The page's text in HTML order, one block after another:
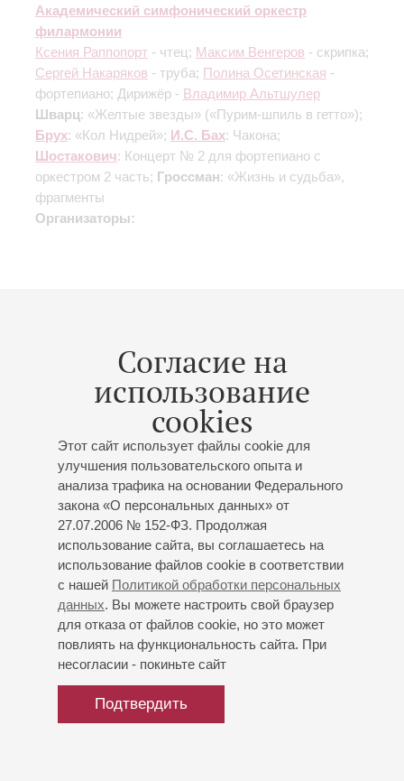
Генеральный
Генеральные
Согласие на
использование
cookies
Этот сайт использует файлы cookie для
улучшения пользовательского опыта и
анализа трафика на основании Федерального
закона «О персональных данных» от
27.07.2006 № 152-ФЗ. Продолжая
использование сайта, вы соглашаетесь на
использование файлов cookie в соответствии
с нашей Политикой обработки персональных
данных. Вы можете настроить свой браузер
для отказа от файлов cookie, но это может
повлиять на функциональность сайта. При
несогласии - покиньте сайт
Подтвердить
Академический симфонический оркестр
филармонии
Ксения Раппопорт - чтец; Максим Венгеров - скрипка;
Сергей Накаряков - труба; Полина Осетинская -
фортепиано; Дирижёр - Владимир Альтшулер
Шварц: «Желтые звезды» («Пурим-шпиль в гетто»);
Брух: «Кол Нидрей»; И.С. Бах: Чакона;
Шостакович: Концерт № 2 для фортепиано с
оркестром 2 часть; Гроссман: «Жизнь и судьба»,
фрагменты
Организаторы:
Большой зал
«Толстячок по имени Туба»,
весёлое путешествие по
оркестру для маленьких
слушателей
Концерт 12-го абонемента « Детский уголок
Заслуженный коллектив России академический
симфонический оркестр филармонии
Дирижёр - Максим Алексеев;Валентин Аввакумов
туба;Марина Ворожцова- флейта;Василий
Черничка - фагот;Максим Игнатьев- тромбон;
Дмитрий Терентьев- флейта;Олеся Тертычная
флейта;Ксения Куэльяр- флейта; Дмитрий Хрычёв
виолончель;Максим Панков- фортепиано;
Александр Золотарев- скрипка;
Ирина Степанова- ведущая;Ксения Раппопорт